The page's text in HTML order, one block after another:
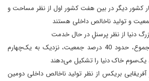
کشور دیگر در بین هفت کشور اول از نظر مساحت و
دنیا از نظر پرسنلِ در حال خدمت
• کشورهای بریکس در مجموع، حدود 40 درصد جمعیت، نزدیک به یک‌چهارم
یک‌سوم خاک دنیا را تشکیل می‌دهند
آفریقایی بریکس از نظر تولید ناخالص داخلی دومین